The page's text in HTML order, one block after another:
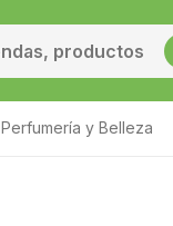
Perfumería y Belleza